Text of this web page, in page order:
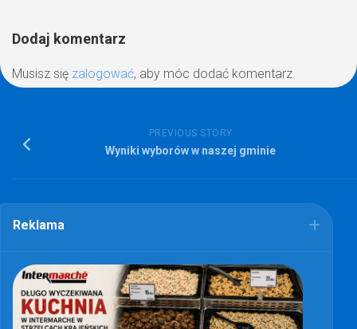
Dodaj komentarz
Musisz się zalogować, aby móc dodać komentarz.
PREVIOUS STORY
Wyniki wyborów w naszej gminie
Reklama